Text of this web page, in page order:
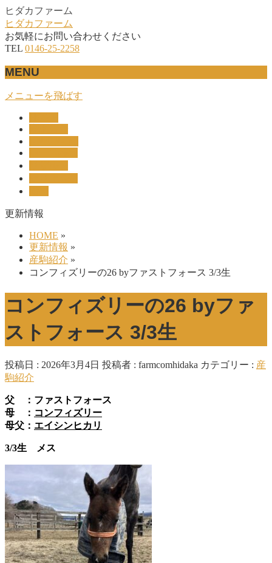
ヒダカファーム
ヒダカファーム
お気軽にお問い合わせください
TEL 0146-25-2258
MENU
メニューを飛ばす
更新情報
HOME »
更新情報 »
産駒紹介 »
コンフィズリーの26 byファストフォース 3/3生
コンフィズリーの26 byファ
ストフォース 3/3生
投稿日 : 2026年3月4日 投稿者 : farmcomhidaka カテゴリー : 産
駒紹介
父 ：ファストフォース
母 ： コンフィズリー
母父： エイシンヒカリ
3/3生 メス